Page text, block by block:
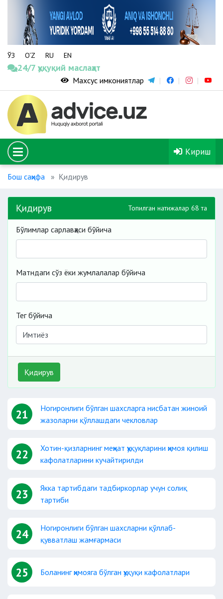
ЎЗ O‘Z RU EN
24/7 ҳуқуқий маслаҳат
Махсус имкониятлар
Кириш
Бош саҳифа Қидирув
Қидирув Топилган натижалар 68 та
Бўлимлар сарлавҳаси бўйича
Матндаги сўз ёки жумлалалар бўйича
Тег бўйича
Қидирув
21
Ногиронлиги бўлган шахсларга нисбатан жиноий
жазоларни қўллашдаги чекловлар
22
Хотин-қизларнинг меҳнат ҳуқуқларини ҳимоя қилиш
кафолатларини кучайтирилди
23
Якка тартибдаги тадбиркорлар учун солиқ
тартиби
24
Ногиронлиги бўлган шахсларни қўллаб-
қувватлаш жамғармаси
25 Боланинг ҳимояга бўлган ҳуқуқи кафолатлари